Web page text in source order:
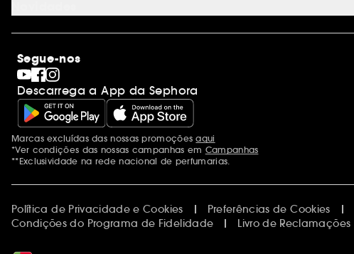
Internacional
Descobrir a Sephora
Código promocional Sephora
Saldos
Dia dos Namorados
Dia do Pai
Dia da Mãe
Calendários do Advento
Singles' Day
Black Friday
Cyber Monday
Blue Monday
Segue-nos
Descarrega a App da Sephora
Menções adicionais
Marcas excluídas das nossas promoçõesaqui
*Ver condições das nossas campanhas em Campanhas
**Exclusividade na rede nacional de perfumarias.
Política de Privacidade e Cookies Preferências de Cookies
Condições do Programa de Fidelidade
Livro de Reclamações